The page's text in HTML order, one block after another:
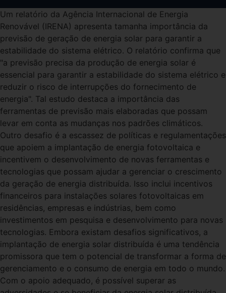
Um relatório da Agência Internacional de Energia
Renovável (IRENA) apresenta tamanha importância da
previsão de geração de energia solar para garantir a
estabilidade do sistema elétrico. O relatório confirma que
"a previsão precisa da produção de energia solar é
essencial para garantir a estabilidade do sistema elétrico e
reduzir o risco de interrupções do fornecimento de
energia". Tal estudo destaca a importância das
ferramentas de previsão mais elaboradas que possam
levar em conta as mudanças nos padrões climáticos.
Outro desafio é a escassez de políticas e regulamentações
que apoiem a implantação de energia fotovoltaica e
incentivem o desenvolvimento de novas ferramentas e
tecnologias que possam ajudar a gerenciar o crescimento
da geração de energia distribuída. Isso inclui incentivos
financeiros para instalações solares fotovoltaicas em
residências, empresas e indústrias, bem como
investimentos em pesquisa e desenvolvimento para novas
tecnologias. Embora existam desafios significativos, a
implantação de energia solar distribuída é uma tendência
promissora que tem o potencial de transformar a forma de
gerenciamento e o consumo de energia em todo o mundo.
Com o apoio adequado, é possível superar as